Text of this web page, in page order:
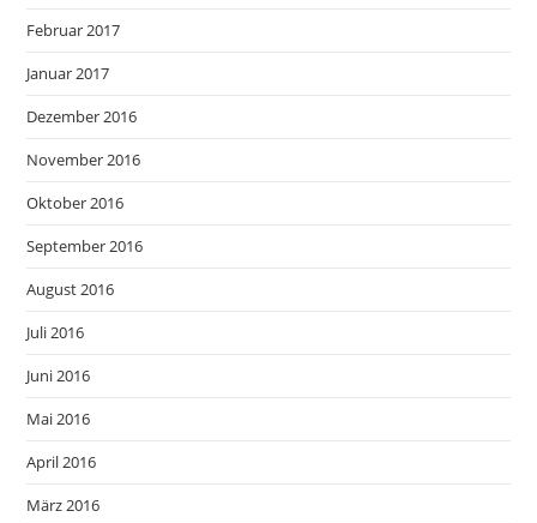
Februar 2017
Januar 2017
Dezember 2016
November 2016
Oktober 2016
September 2016
August 2016
Juli 2016
Juni 2016
Mai 2016
April 2016
März 2016